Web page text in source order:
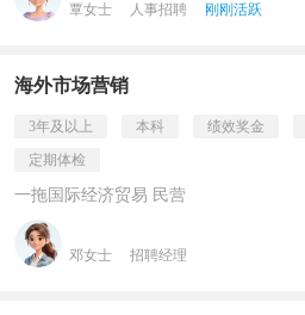
覃女士 人事招聘 刚刚活跃
海外市场营销
3年及以上 本科 绩效奖金
定期体检
一拖国际经济贸易 民营
邓女士 招聘经理